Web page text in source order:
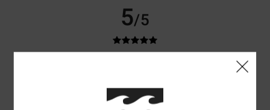
5/5
Achat vérifié
Afficher original - Castellano